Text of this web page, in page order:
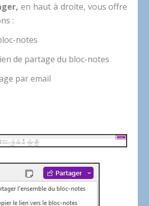
en haut à droite, vous offre
:
notes
de partage du bloc-notes
par email